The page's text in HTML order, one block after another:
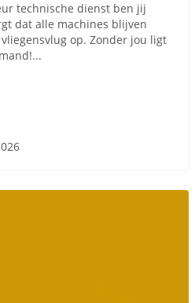
technische dienst ben jij
dat alle machines blijven
op. Zonder jou ligt